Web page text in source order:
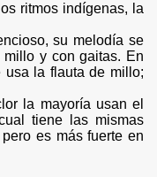
ritmos indígenas, la
su melodía se
y con gaitas. En
usa la flauta de millo;
la mayoría usan el
tiene las mismas
es más fuerte en